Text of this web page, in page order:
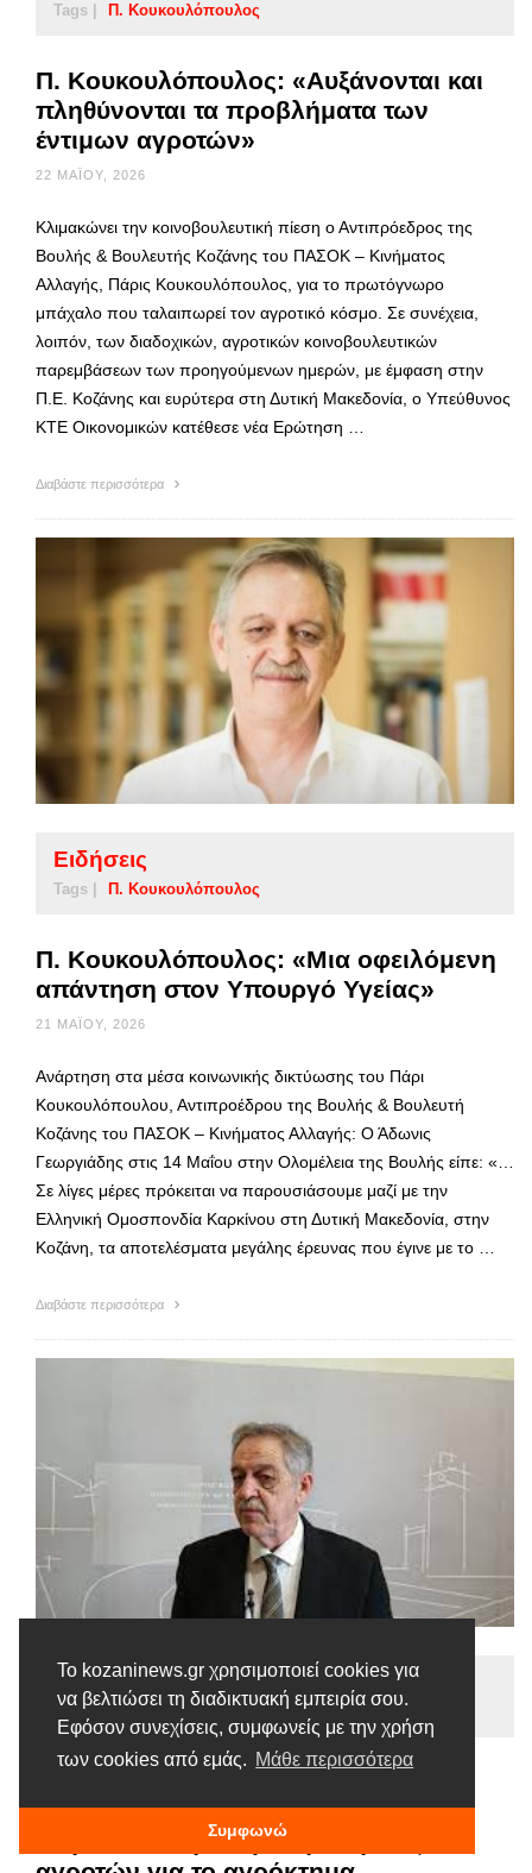
Το kozaninews.gr χρησιμοποιεί cookies για
να βελτιώσει τη διαδικτυακή εμπειρία σου.
Εφόσον συνεχίσεις, συμφωνείς με την χρήση
των cookies από εμάς. Μάθε περισσότερα
Συμφωνώ
Tags | Π. Κουκουλόπουλος
Π. Κουκουλόπουλος: «Αυξάνονται και
πληθύνονται τα προβλήματα των
έντιμων αγροτών»
22 ΜΑΪ́ΟΥ, 2026
Κλιμακώνει την κοινοβουλευτική πίεση ο Αντιπρόεδρος της
Βουλής & Βουλευτής Κοζάνης του ΠΑΣΟΚ – Κινήματος
Αλλαγής, Πάρις Κουκουλόπουλος, για το πρωτόγνωρο
μπάχαλο που ταλαιπωρεί τον αγροτικό κόσμο. Σε συνέχεια,
λοιπόν, των διαδοχικών, αγροτικών κοινοβουλευτικών
παρεμβάσεων των προηγούμενων ημερών, με έμφαση στην
Π.Ε. Κοζάνης και ευρύτερα στη Δυτική Μακεδονία, ο Υπεύθυνος
ΚΤΕ Οικονομικών κατέθεσε νέα Ερώτηση …
Διαβάστε περισσότερα
Ειδήσεις
Tags | Π. Κουκουλόπουλος
Π. Κουκουλόπουλος: «Μια οφειλόμενη
απάντηση στον Υπουργό Υγείας»
21 ΜΑΪ́ΟΥ, 2026
Ανάρτηση στα μέσα κοινωνικής δικτύωσης του Πάρι
Κουκουλόπουλου, Αντιπροέδρου της Βουλής & Βουλευτή
Κοζάνης του ΠΑΣΟΚ – Κινήματος Αλλαγής: Ο Άδωνις
Γεωργιάδης στις 14 Μαΐου στην Ολομέλεια της Βουλής είπε: «…
Σε λίγες μέρες πρόκειται να παρουσιάσουμε μαζί με την
Ελληνική Ομοσπονδία Καρκίνου στη Δυτική Μακεδονία, στην
Κοζάνη, τα αποτελέσματα μεγάλης έρευνας που έγινε με το …
Διαβάστε περισσότερα
Ειδήσεις
Tags | Π. Κουκουλόπουλος
που μου ανακοίνωσε ο Υφυπουργός
στην πολυετή αναμονή πλήθους